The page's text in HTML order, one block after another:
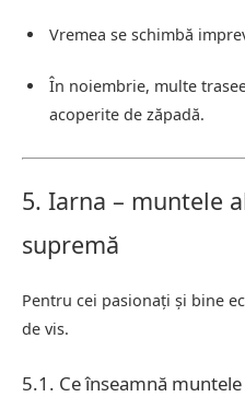
Vremea se schimbă
În noiembrie, multe
acoperite de zăpadă.
5. Iarna – muntele
supremă
Pentru cei pasionați și bine
de vis.
5.1. Ce înseamnă